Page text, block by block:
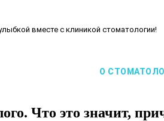
вместе с клиникой стоматологии!
О
Что это значит,